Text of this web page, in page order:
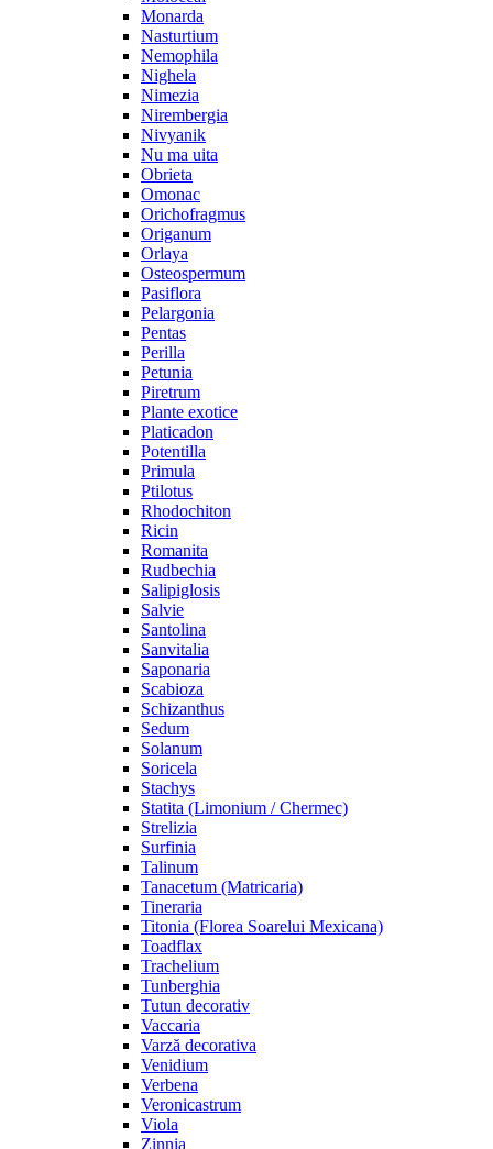
Monarda
Nasturtium
Nemophila
Nighela
Nimezia
Nirembergia
Nivyanik
Nu ma uita
Obrieta
Omonac
Orichofragmus
Origanum
Orlaya
Osteospermum
Pasiflora
Pelargonia
Pentas
Perilla
Petunia
Piretrum
Plante exotice
Platicadon
Potentilla
Primula
Ptilotus
Rhodochiton
Ricin
Romanita
Rudbechia
Salipiglosis
Salvie
Santolina
Sanvitalia
Saponaria
Scabioza
Schizanthus
Sedum
Solanum
Soricela
Stachys
Statita (Limonium / Chermec)
Strelizia
Surfinia
Talinum
Tanacetum (Matricaria)
Tineraria
Titonia (Florea Soarelui Mexicana)
Toadflax
Trachelium
Tunberghia
Tutun decorativ
Vaccaria
Varză decorativa
Venidium
Verbena
Veronicastrum
Viola
Zinnia